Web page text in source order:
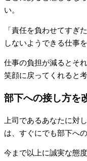
い。
「責任を負わせてすぎ
しないようできる仕事
仕事の負担が減るとそ
笑顔に戻ってくれると
部下への接し方を
上司であるあなたに対
は、すぐにでも部下へ
今まで以上に誠実な態